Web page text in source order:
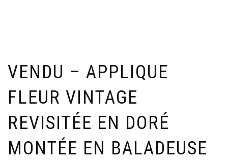
VENDU – APPLIQUE
FLEUR VINTAGE
REVISITÉE EN DORÉ
MONTÉE EN BALADEUSE